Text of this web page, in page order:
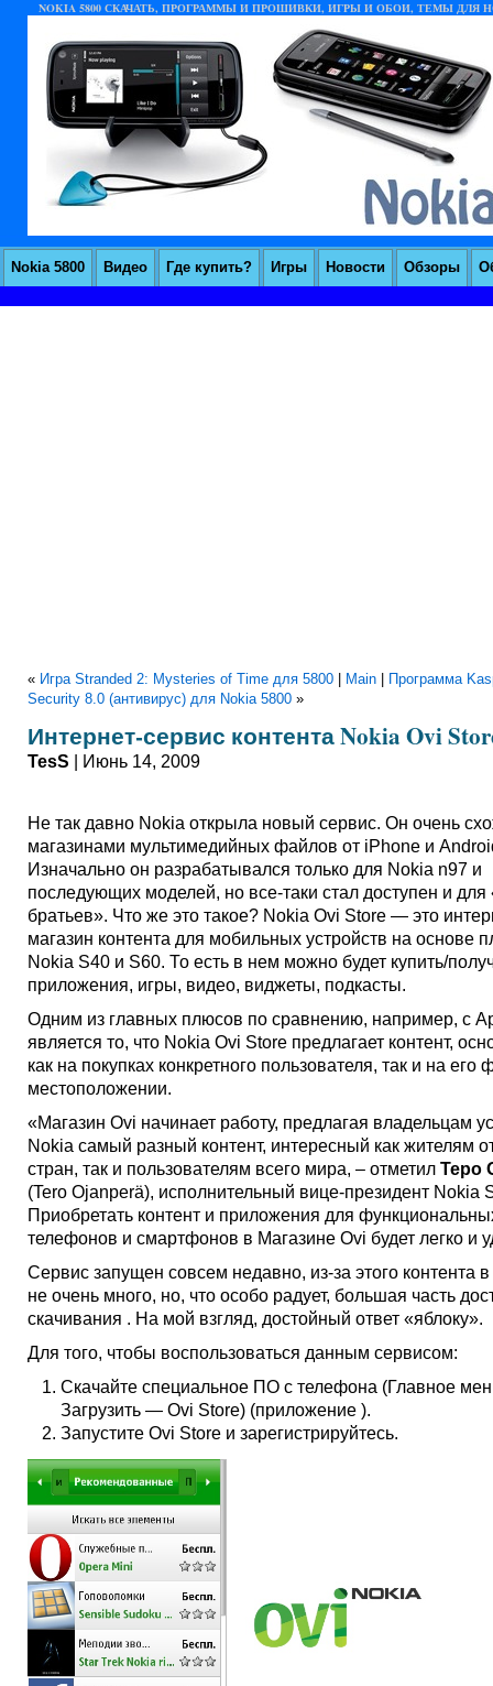
NOKIA 5800 СКАЧАТЬ, ПРОГРАММЫ И ПРОШИВКИ, ИГРЫ И ОБОИ, ТЕМЫ ДЛЯ
Nokia 5800 Видео Где купить? Игры Новости Обзоры
« Игра Stranded 2: Mysteries of Time для 5800 Main
Программа
Security 8.0 (антивирус) для Nokia 5800 »
Интернет-сервис контента Nokia Ovi
TesS | Июнь 14, 2009
Не так давно Nokia открыла новый сервис. Он очень
магазинами мультимедийных файлов от iPhone и
Изначально он разрабатывался только для Nokia n97 и
последующих моделей, но все-таки стал доступен и
братьев». Что же это такое? Nokia Ovi Store — это
магазин контента для мобильных устройств на основе
Nokia S40 и S60. То есть в нем можно будет купить/
приложения, игры, видео, виджеты, подкасты.
Одним из главных плюсов по сравнению, например, с
является то, что Nokia Ovi Store предлагает контент,
как на покупках конкретного пользователя, так и на его
местоположении.
«Магазин Ovi начинает работу, предлагая владельцам
Nokia самый разный контент, интересный как жителям
стран, так и пользователям всего мира, – отметил Теро
(Tero Ojanperä), исполнительный вице-президент Nokia
Приобретать контент и приложения для
телефонов и смартфонов в Магазине Ovi будет легко и
Сервис запущен совсем недавно, из-за этого контента
не очень много, но, что особо радует, большая часть
скачивания . На мой взгляд, достойный ответ «яблоку».
Для того, чтобы воспользоваться данным сервисом:
Скачайте специальное ПО с телефона (Главное
Загрузить — Ovi Store) (приложение ).
Запустите Ovi Store и зарегистрируйтесь.